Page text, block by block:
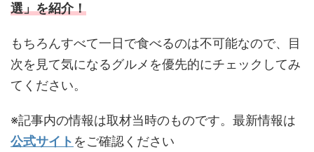
選」を紹介！
もちろんすべて一日で食べるのは不可能なので、目
次を見て気になるグルメを優先的にチェックしてみ
てください。
※記事内の情報は取材当時のものです。最新情報は
公式サイト をご確認ください